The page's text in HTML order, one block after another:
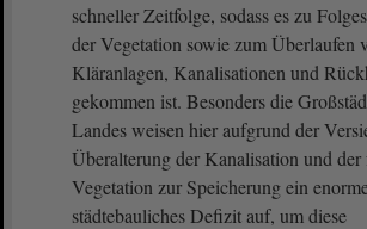
schneller Zeitfolge, sodass es zu
der Vegetation sowie zum Überlaufen
Kläranlagen, Kanalisationen und
gekommen ist. Besonders die
Landes weisen hier aufgrund der
Überalterung der Kanalisation und der
Vegetation zur Speicherung ein
städtebauliches Defizit auf, um diese